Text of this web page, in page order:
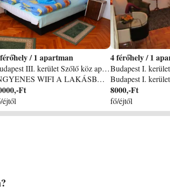
/1 apartman
Budapest III. kerület Szőlő köz apartman
INGYENES WIFI A LAKÁSBAN BELVÁROS 20 PERC TÖMEGKÖZLEKEDÉSSEL, és a mindennel felszerelt lakásban már klíma is van. 2. 000. - Ft/ nap Az apartman Óbudán, a Flórián tértől és az Árpád híd budai hídfőjétől alig 5 percnyi sétára, nyugodt környezetben található. Kiváló elhelyezkedése miatt, tömegközlekedéssel akár 15-20 perc alatt elérhető a belváros. Közelben a hangulatos hamsíthatatan Óbudai hangulattal a Szentlélek tér, az Óbudai promenád, kellemes séta és számtalan étterem várja vendégeiket, de közel a Margitsziget is. Részletes információk: A lakás a Szőlő közben - 9. emeleten tágas napos, szép kilátással Ház: Lift természetesen van Lakás nagysága: 70 m2 Szobák száma: 3, 5 (külön bejáratúak) Egyéb: egyik szoba franciaágyas, 2 szobában 1-1 kinyitható kétszemélyes ágy, a félszobában -mely ablaktalan- 1 db duplaágy. Ágyak száma: 1 franciaágy, 3 kinyitható duplaágy. (4-5 fő is kényelmesen elfér) Konyha: teljesen berendezett, felszerelt (kávéfőző, hűtőszekrény), kis étkezőpulttal. Fürdőszoba: fürdőkád, mosógép és WC külön helyiségben. TV: TV, műholdas programokkal Internet: WIFI (ingyenes) Egyéb a lakásról: világos, erkélyes (szép kilátással), a lakás berendezése praktikusan kényelmes. Közlekedés: 9-es, 86-os busz megállója kb. 2 percnyire, 1-es villamos kb. 5 percnyire a lakástól. Parkolás: őrzött beállási lehetőség a közelben. Ár: Minimum 3 éjszaka foglalása esetén: 1-2 fő: 20. 000. - Ft/éjszaka További felnőtt: 4. 000. - Ft/FŐ/éjszaka Gyermek: 3. 000. - Ft/Fő /éjszaka 1 éjszakás tartózkodás esetén 40%, 2 éjszakás tartózkodás esetén 20% felár fizetendő! Kiemelt időszakokban: Forma 1 Magyar Nagydíj (minimum 2 éjszaka), Sziget Fesztivál (minimum 6 éjszaka), Karácsonyi időszak és szilveszteri Időszak (dec. 28-jan. 2-ig) 50% felár fizetendő!
Ft
éjtől
4 /1
8000,-Ft
fő/éjtől